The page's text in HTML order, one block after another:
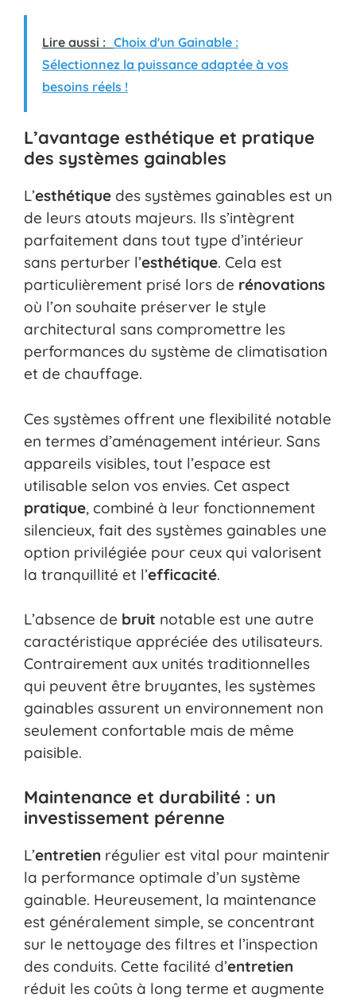
Lire aussi : Choix d'un Gainable :
Sélectionnez la puissance adaptée à vos
besoins réels !
L’avantage esthétique et pratique
des systèmes gainables
L’esthétique des systèmes gainables est un
de leurs atouts majeurs. Ils s’intègrent
parfaitement dans tout type d’intérieur
sans perturber l’esthétique. Cela est
particulièrement prisé lors de rénovations
où l’on souhaite préserver le style
architectural sans compromettre les
performances du système de climatisation
et de chauffage.
Ces systèmes offrent une flexibilité notable
en termes d’aménagement intérieur. Sans
appareils visibles, tout l’espace est
utilisable selon vos envies. Cet aspect
pratique, combiné à leur fonctionnement
silencieux, fait des systèmes gainables une
option privilégiée pour ceux qui valorisent
la tranquillité et l’efficacité.
L’absence de bruit notable est une autre
caractéristique appréciée des utilisateurs.
Contrairement aux unités traditionnelles
qui peuvent être bruyantes, les systèmes
gainables assurent un environnement non
seulement confortable mais de même
paisible.
Maintenance et durabilité : un
investissement pérenne
L’entretien régulier est vital pour maintenir
la performance optimale d’un système
gainable. Heureusement, la maintenance
est généralement simple, se concentrant
sur le nettoyage des filtres et l’inspection
des conduits. Cette facilité d’entretien
réduit les coûts à long terme et augmente